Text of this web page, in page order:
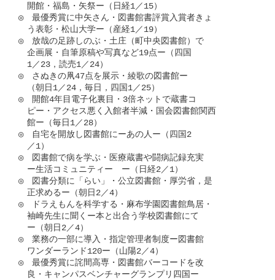
開館・福島・矢祭ー（日経1／15）
◎　最優秀賞に中矢さん・図書館書評賞入賞者きょ
う表彰・松山大学ー（産経1／19）
◎　放哉の足跡しのぶ・土庄（町中央図書館）で
企画展・自筆原稿や写真など19点ー（四国
1／23，読売1／24）
◎　さぬきの凧47点を展示・綾歌の図書館ー
（朝日1／24，毎日，四国1／25）
◎　開館4年目電子化裏目・3倍ネットで蔵書コ
ピー・アクセス悪く入館者半減・国会図書館関西
館ー（毎日1／28）
◎　自宅を開放し図書館にーあの人ー（四国2
／1）
◎　図書館で病を学ぶ・医療蔵書や闘病記録充実
ー生活コミュニティー　ー（日経2／1）
◎　図書分類に「らい」・公立図書館・厚労省，是
正求めるー（朝日2／4）
◎　ドラえもんを科学する・麻布学園図書館鳥居・
袖崎先生に聞くー本と出合う学校図書館にて
ー（朝日2／4）
◎　業務の一部に導入・指定管理者制度ー図書館
ワンダーランド120ー（山陽2／4）
◎　最優秀賞に詫間高専・図書館バーコードを改
良・キャンパスベンチャーグランプリ四国ー